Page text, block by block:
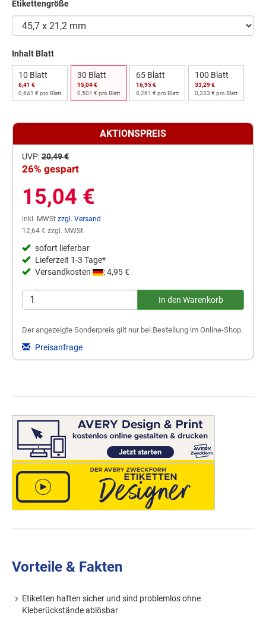
Etikettengröße
Inhalt Blatt
10 Blatt
6,41 €
0,641 € pro Blatt
30 Blatt
15,04 €
0,501 € pro Blatt
65 Blatt
16,95 €
0,261 € pro Blatt
100 Blatt
33,29 €
0,333 € pro Blatt
AKTIONSPREIS
UVP:20,49 €
26% gespart
15,04 €
inkl. MWSt zzgl. Versand
12,64 € zzgl. MWSt
sofort lieferbar
Lieferzeit 1-3 Tage*
Versandkosten
: 4,95 €
Der angezeigte Sonderpreis gilt nur bei Bestellung im Online-Shop.
Preisanfrage
Vorteile & Fakten
Etiketten haften sicher und sind problemlos ohne
Kleberückstände ablösbar